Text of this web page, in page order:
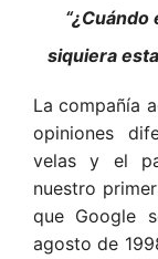
siquiera
La compañía
opiniones
velas y el
nuestro
que Google
agosto de